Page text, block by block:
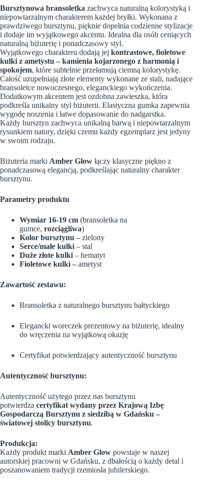
Bursztynowa bransoletka zachwyca naturalną kolorystyką i
niepowtarzalnym charakterem każdej bryłki. Wykonana z
prawdziwego bursztynu, pięknie dopełnia codzienne stylizacje
i dodaje im wyjątkowego akcentu. Idealna dla osób ceniących
naturalną biżuterię i ponadczasowy styl.
Wyjątkowego charakteru dodają jej kontrastowe, fioletowe
kulki z ametystu – kamienia kojarzonego z harmonią i
spokojem, które subtelnie przełamują ciemną kolorystykę.
Całość uzupełniają złote elementy wykonane ze stali, nadające
bransoletce nowoczesnego, eleganckiego wykończenia.
Dodatkowym akcentem jest ozdobna zawieszka, która
podkreśla unikalny styl biżuterii. Elastyczna gumka zapewnia
wygodę noszenia i łatwe dopasowanie do nadgarstka.
Każdy bursztyn zachwyca unikalną barwą i niepowtarzalnym
rysunkiem natury, dzięki czemu każdy egzemplarz jest jedyny
w swoim rodzaju.
Biżuteria marki Amber Glow łączy klasyczne piękno z
ponadczasową elegancją, podkreślając naturalny charakter
bursztynu.
Parametry produktu
Wymiar 16-19 cm (bransoletka na
gumce, rozciągliwa)
Kolor bursztynu – zielony
Serce/małe kulki– stal
Duże złote kulki– hematyt
Fioletowe kulki – ametyst
Zawartość zestawu:
Bransoletka z naturalnego bursztynu bałtyckiego
Elegancki woreczek prezentowy na biżuterię, idealny
do wręczenia na wyjątkową okazję
Certyfikat potwierdzający autentyczność bursztynu
Autentyczność bursztynu:
Autentyczność użytego przez nas bursztynu
potwierdza certyfikat wydany przez Krajową Izbę
Gospodarczą Bursztynu z siedzibą w Gdańsku –
światowej stolicy bursztynu.
Produkcja:
Każdy produkt marki Amber Glow powstaje w naszej
autorskiej pracowni w Gdańsku, z dbałością o każdy detal i
poszanowaniem tradycji rzemiosła jubilerskiego.